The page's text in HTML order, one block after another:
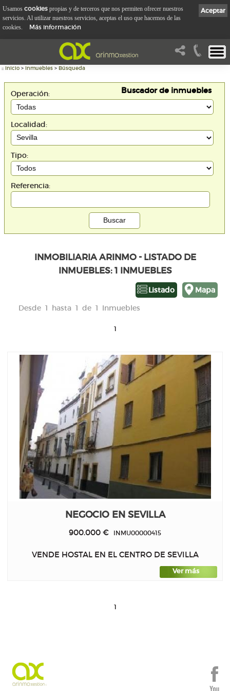
:: Inicio > Inmuebles > Búsqueda
Buscador de inmuebles
Operación:
Localidad:
Tipo:
Referencia:
INMOBILIARIA ARINMO - LISTADO DE
INMUEBLES: 1 INMUEBLES
Mapa
Listado
Desde 1 hasta 1 de 1 Inmuebles
1
NEGOCIO EN SEVILLA
900.000 € INMU00000415
VENDE HOSTAL EN EL CENTRO DE SEVILLA
Ver más
1
Aceptar
Usamos cookies propias y de terceros que nos permiten ofrecer nuestros
servicios. Al utilizar nuestros servicios, aceptas el uso que hacemos de las
cookies.
Más información